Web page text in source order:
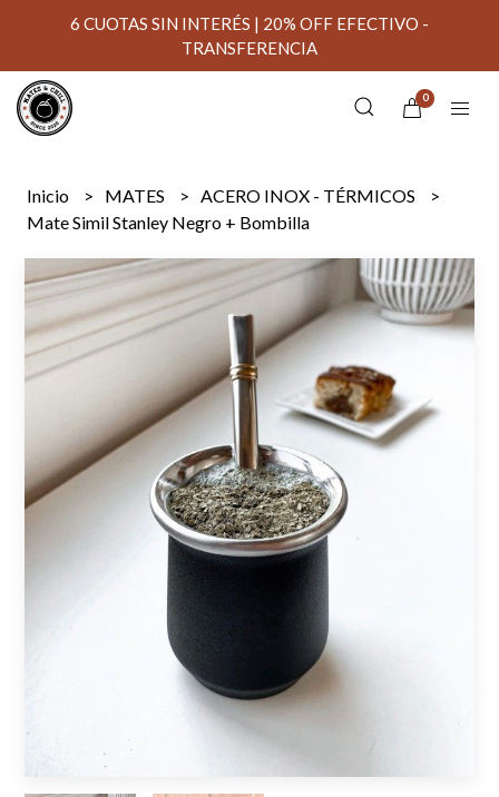
6 CUOTAS SIN INTERÉS | 20% OFF EFECTIVO -
TRANSFERENCIA
0
Inicio MATES
ACERO INOX - TÉRMICOS
Mate Simil Stanley Negro + Bombilla